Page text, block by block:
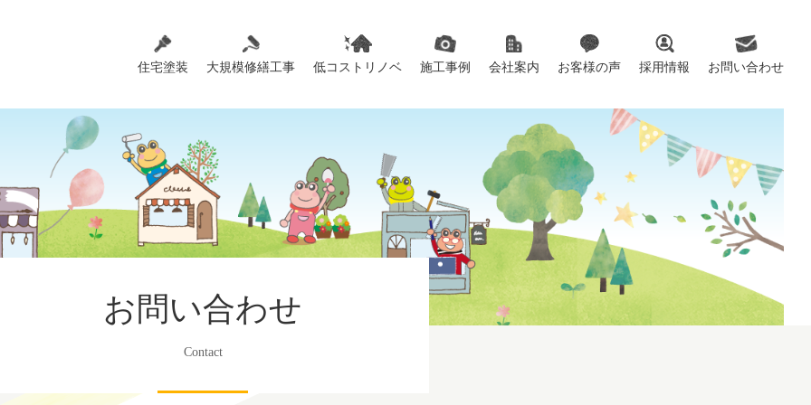
住宅塗装 大規模修繕工事 低コストリノベ 施工事例 会社案内 お客様の声 採用情報 お問い合わせ
お問い合わせ
Contact